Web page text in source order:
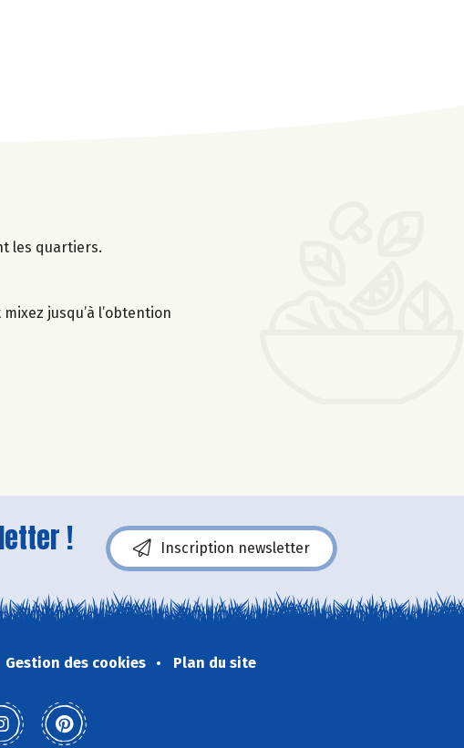
les quartiers.
jusqu’à l’obtention
! Inscription newsletter
Gestion des cookies Plan du site